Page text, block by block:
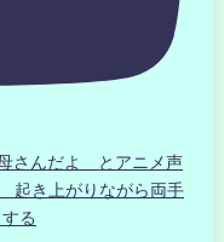
さんだよ とアニメ声
起き上がりながら両手
る